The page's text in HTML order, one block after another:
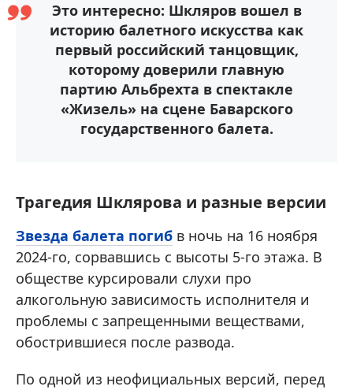
Это интересно: Шкляров вошел в
историю балетного искусства как
первый российский танцовщик,
которому доверили главную
партию Альбрехта в спектакле
«Жизель» на сцене Баварского
государственного балета.
Трагедия Шклярова и разные версии
Звезда балета погиб в ночь на 16 ноября
2024-го, сорвавшись с высоты 5-го этажа. В
обществе курсировали слухи про
алкогольную зависимость исполнителя и
проблемы с запрещенными веществами,
обострившиеся после развода.
По одной из неофициальных версий, перед